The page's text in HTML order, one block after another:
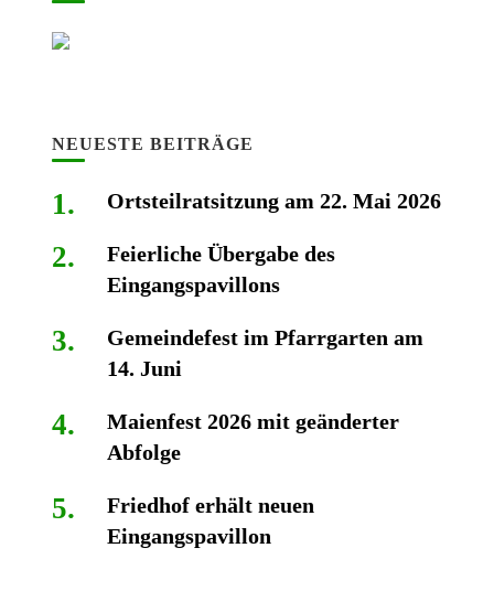
NEUESTE BEITRÄGE
Ortsteilratsitzung am 22. Mai 2026
Feierliche Übergabe des
Eingangspavillons
Gemeindefest im Pfarrgarten am
14. Juni
Maienfest 2026 mit geänderter
Abfolge
Friedhof erhält neuen
Eingangspavillon